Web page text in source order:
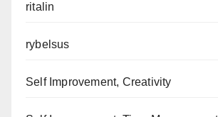
ritalin
rybelsus
Self Improvement, Creativity